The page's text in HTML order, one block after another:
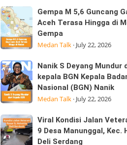
Kepedulian
Sumatera
Utara
Laksanakan
Visitasi
Strategis
di
Gempa
M
5,6
Guncang
Gayo
Lues
Aceh
Terasa
Hingga
di
Medan
Gempa
Gempa M 5,6 Guncang
Aceh Terasa Hingga di
Gempa
Medan Talk· July 22, 2026
Nanik
S
Deyang
Mundur
dari
kepala
BGN
Nanik S Deyang Mundur
kepala BGN Kepala
Nasional (BGN) Nanik
Medan Talk· July 22, 2026
Viral
Kondisi
Viral Kondisi Jalan
9 Desa Manunggal, Kec.
Deli Serdang